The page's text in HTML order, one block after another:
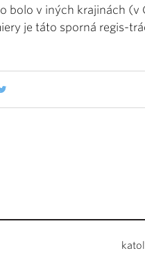
bolo v iných krajinách (v
je táto sporná regis-